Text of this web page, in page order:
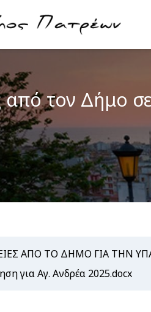
από τον Δήμο
ΑΠΟ ΤΟ ΔΗΜΟ ΓΙΑ ΤΗΝ
για Αγ. Ανδρέα 2025.docx